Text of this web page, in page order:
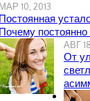
МАР 10, 2013
Постоянная
Почему постоянно
АВГ
От